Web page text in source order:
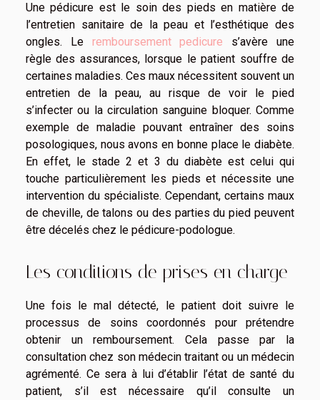
Une pédicure est le soin des pieds en matière de
l’entretien sanitaire de la peau et l’esthétique des
ongles. Le remboursement pedicure s’avère une
règle des assurances, lorsque le patient souffre de
certaines maladies. Ces maux nécessitent souvent un
entretien de la peau, au risque de voir le pied
s’infecter ou la circulation sanguine bloquer. Comme
exemple de maladie pouvant entraîner des soins
posologiques, nous avons en bonne place le diabète.
En effet, le stade 2 et 3 du diabète est celui qui
touche particulièrement les pieds et nécessite une
intervention du spécialiste. Cependant, certains maux
de cheville, de talons ou des parties du pied peuvent
être décelés chez le pédicure-podologue.
Les conditions de prises en charge
Une fois le mal détecté, le patient doit suivre le
processus de soins coordonnés pour prétendre
obtenir un remboursement. Cela passe par la
consultation chez son médecin traitant ou un médecin
agrémenté. Ce sera à lui d’établir l’état de santé du
patient, s’il est nécessaire qu’il consulte un